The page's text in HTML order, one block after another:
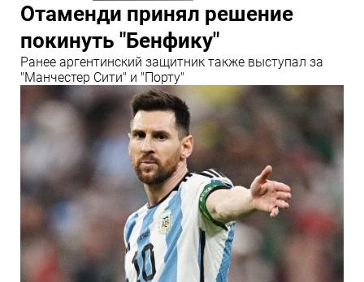
Отаменди принял решение
покинуть "Бенфику"
Ранее аргентинский защитник также выступал за
"Манчестер Сити" и "Порту"